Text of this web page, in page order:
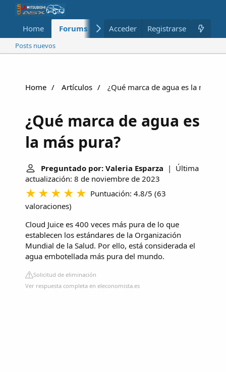
Home Forums Nuevo Miembros
Acceder Registrarse
Posts nuevos
Home Artículos ¿Qué marca de agua es la más
¿Qué marca de agua es
la más pura?
Preguntado por: Valeria Esparza | Última
actualización: 8 de noviembre de 2023
Puntuación: 4.8/5 (63
valoraciones)
Cloud Juice es 400 veces más pura de lo que
establecen los estándares de la Organización
Mundial de la Salud. Por ello, está considerada el
agua embotellada más pura del mundo.
Solicitud de eliminación
Ver respuesta completa en eleconomista.es